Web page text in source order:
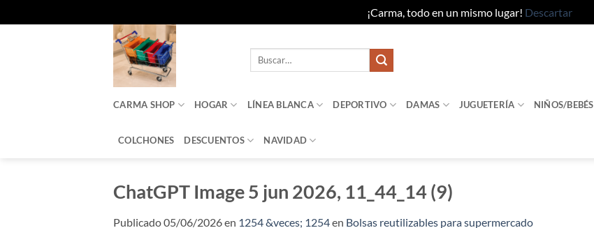
¡Carma, todo en un mismo lugar! Descartar
Buscar
CARMA SHOP HOGAR LÍNEA BLANCA DEPORTIVO DAMAS JUGUETERÍA NIÑOS/BEBÉS
COLCHONES DESCUENTOS NAVIDAD
ChatGPT Image 5 jun 2026, 11_44_14 (9)
Publicado05/06/2026en 1254 &veces; 1254en Bolsas reutilizables para supermercado